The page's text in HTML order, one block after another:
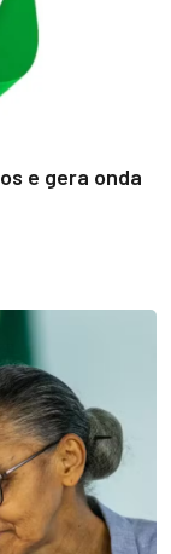
e gera onda